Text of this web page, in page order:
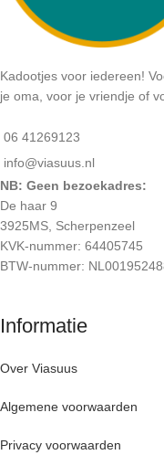
Kadootjes voor iedereen!
je oma, voor je vriendje of
06 41269123
info@viasuus.nl
NB: Geen bezoekadres:
De haar 9
3925MS, Scherpenzeel
KVK-nummer: 64405745
BTW-nummer:
Informatie
Over Viasuus
Algemene voorwaarden
Privacy voorwaarden